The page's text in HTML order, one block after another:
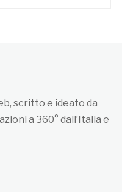
scritto e ideato da
a 360° dall’Italia e